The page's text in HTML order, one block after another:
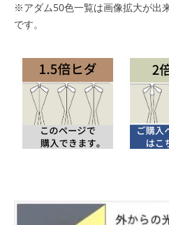
※アダム50色一覧は画像拡大が出
です。